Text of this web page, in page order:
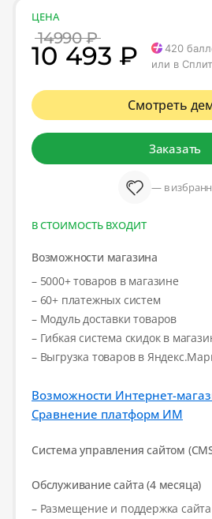
ЦЕНА
14990 ₽
10 493 ₽ 420
или в Сплит
Смотреть
Заказать
— в
В СТОИМОСТЬ ВХОДИТ
Возможности магазина
– 5000+ товаров в магазине
– 60+ платежных систем
– Модуль доставки товаров
– Гибкая система скидок в
– Выгрузка товаров в
Возможности Интернет-
Сравнение платформ ИМ
Система управления сайтом
Обслуживание сайта (4 месяца)
– Размещение и поддержка